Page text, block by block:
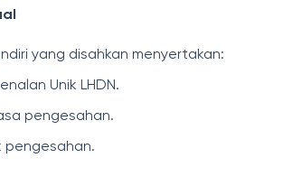
yang disahkan menyertakan:
Unik LHDN.
pengesahan.
pengesahan.